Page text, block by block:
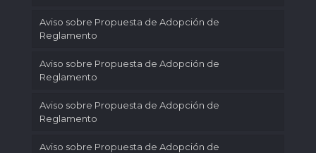
Aviso sobre Propuesta de Adopción de
Reglamento
Aviso sobre Propuesta de Adopción de
Reglamento
Aviso sobre Propuesta de Adopción de
Reglamento
Aviso sobre Propuesta de Adopción de